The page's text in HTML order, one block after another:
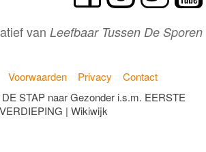
van Leefbaar Tussen De Sporen
Voorwaarden Privacy
Contact
STAP naar Gezonder i.s.m. EERSTE
VERDIEPING | Wikiwijk